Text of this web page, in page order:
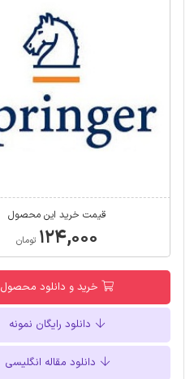
قیمت خرید این محصول
۱۲۴,۰۰۰ تومان
خرید و دانلود محصول
دانلود رایگان نمونه
دانلود مقاله انگلیسی